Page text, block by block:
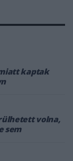
kaptak
volna,
sem